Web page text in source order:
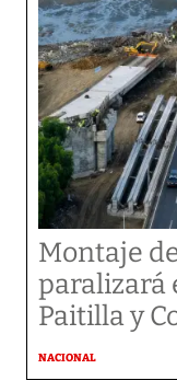
Montaje
paralizará
Paitilla y
NACIONAL